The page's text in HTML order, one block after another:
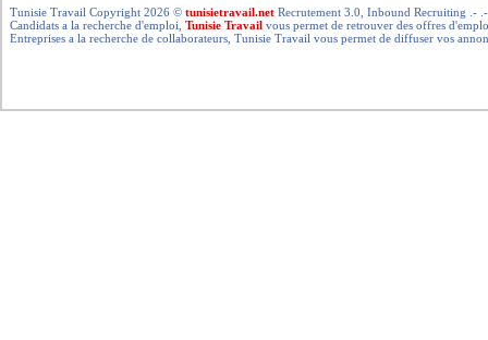
Tunisie Travail Copyright 2026 ©tunisietravail.net Recrutement 3.0, Inbound Recruiting .-
Candidats a la recherche d'emploi,Tunisie Travail vous permet de retrouver des offres
Entreprises a la recherche de collaborateurs, Tunisie Travail vous permet de diffuser vos